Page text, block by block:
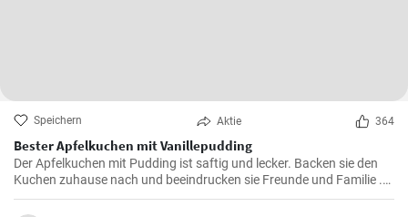
Speichern Aktie 364
Bester Apfelkuchen mit Vanillepudding
Der Apfelkuchen mit Pudding ist saftig und lecker. Backen sie den
Kuchen zuhause nach und beeindrucken sie Freunde und Familie .
Passend zur Herbstzeit in der Apfelernte.